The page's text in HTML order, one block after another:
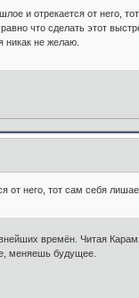
и отрекается от него,
что сделать этот
никак не желаю.
от него, тот сам себя
времён. Читая
меняешь будущее.